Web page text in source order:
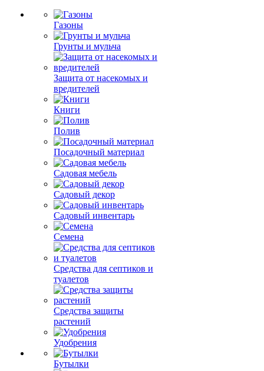
Газоны
Грунты и мульча
Защита от насекомых и
вредителей
Книги
Полив
Посадочный материал
Садовая мебель
Садовый декор
Садовый инвентарь
Семена
Средства для септиков и
туалетов
Средства защиты
растений
Удобрения
Бутылки